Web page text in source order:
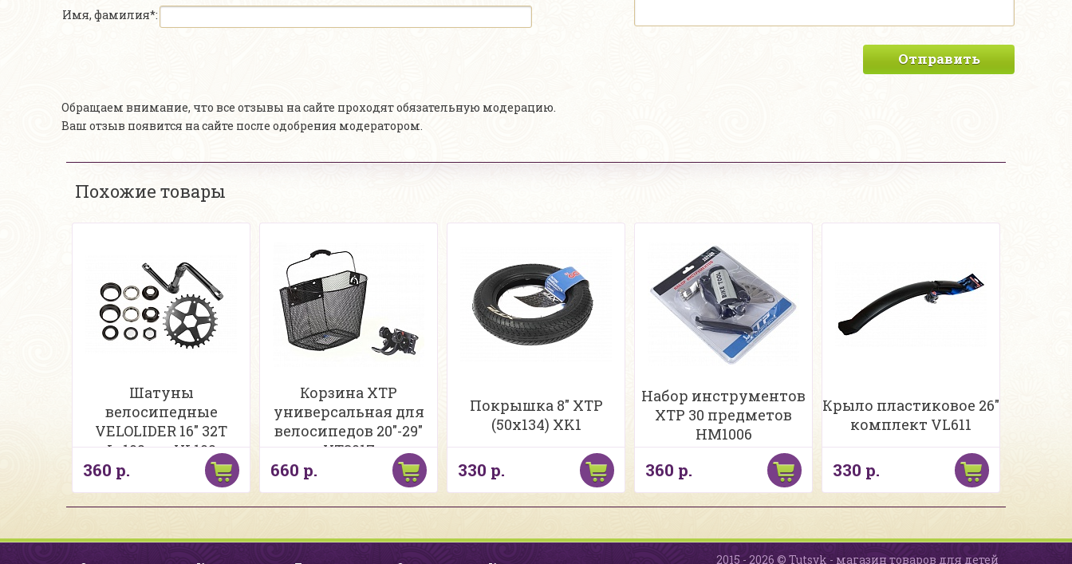
Имя, фамилия*:
Отправить
Обращаем внимание, что все отзывы на сайте проходят обязательную модерацию.
Ваш отзыв появится на сайте после одобрения модератором.
Похожие товары
Шатуны
велосипедные
VELOLIDER 16" 32T
L=102мм VL102
360 р.
Корзина XTP
универсальная для
велосипедов 20"-29"
XT301Z
660 р.
Покрышка 8" XTP
(50х134) XK1
330 р.
Набор инструментов
XTP 30 предметов
HM1006
360 р.
Крыло пластиковое 26"
комплект VL611
330 р.
2015 - 2026 © Tutsyk - магазин товаров для детей